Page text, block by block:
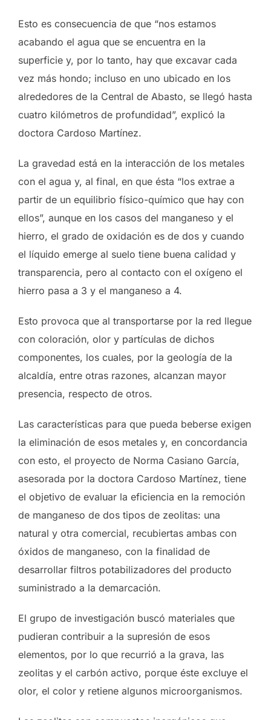
Esto es consecuencia de que “nos estamos
acabando el agua que se encuentra en la
superficie y, por lo tanto, hay que excavar cada
vez más hondo; incluso en uno ubicado en los
alrededores de la Central de Abasto, se llegó hasta
cuatro kilómetros de profundidad”, explicó la
doctora Cardoso Martínez.
La gravedad está en la interacción de los metales
con el agua y, al final, en que ésta “los extrae a
partir de un equilibrio físico-químico que hay con
ellos”, aunque en los casos del manganeso y el
hierro, el grado de oxidación es de dos y cuando
el líquido emerge al suelo tiene buena calidad y
transparencia, pero al contacto con el oxígeno el
hierro pasa a 3 y el manganeso a 4.
Esto provoca que al transportarse por la red llegue
con coloración, olor y partículas de dichos
componentes, los cuales, por la geología de la
alcaldía, entre otras razones, alcanzan mayor
presencia, respecto de otros.
Las características para que pueda beberse exigen
la eliminación de esos metales y, en concordancia
con esto, el proyecto de Norma Casiano García,
asesorada por la doctora Cardoso Martínez, tiene
el objetivo de evaluar la eficiencia en la remoción
de manganeso de dos tipos de zeolitas: una
natural y otra comercial, recubiertas ambas con
óxidos de manganeso, con la finalidad de
desarrollar filtros potabilizadores del producto
suministrado a la demarcación.
El grupo de investigación buscó materiales que
pudieran contribuir a la supresión de esos
elementos, por lo que recurrió a la grava, las
zeolitas y el carbón activo, porque éste excluye el
olor, el color y retiene algunos microorganismos.